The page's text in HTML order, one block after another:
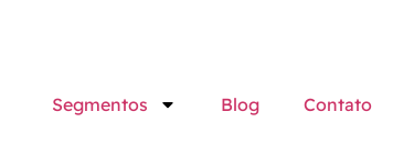
Segmentos Blog Contato